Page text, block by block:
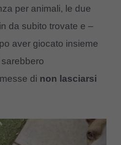
per animali, le due
da subito trovate e –
aver giocato insieme
di non lasciarsi